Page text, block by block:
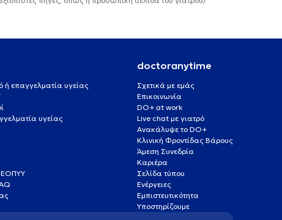
ή επαγγελματία υγείας
υγείας
ΕΟΠΥΥ
doctoranytime
Σχετικά με εμάς
Επικοινωνία
DO+ at work
Live chat με γιατρό
Ανακάλυψε το DO+
Κλινική Φροντίδας Βάρους
Άμεση Συνεδρία
Καριέρα
Σελίδα τύπου
Ενέργειες
Εμπιστευτικότητα
Υποστηρίζουμε